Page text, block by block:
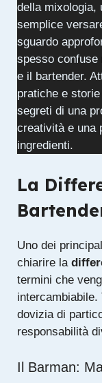
della mixologia,
semplice
sguardo
spesso confuse
e il bartender.
pratiche e
segreti di una
creatività e una
ingredienti.
La
Uno dei
chiarire la
termini che
dovizia di
responsabilità
Il Barman: